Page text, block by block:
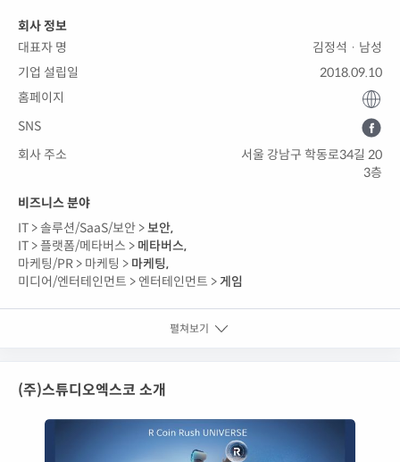
회사 정보
대표자 명
김정석 · 남성
기업 설립일
2018.09.10
홈페이지
SNS
회사 주소
서울 강남구 학동로34길 20
3층
비즈니스 분야
IT >솔루션/SaaS/보안 >보안,
IT >플랫폼/메타버스 > 메타버스,
마케팅/PR > 마케팅 > 마케팅,
미디어/엔터테인먼트 > 엔터테인먼트 >게임
펼쳐보기
(주)스튜디오엑스코 소개